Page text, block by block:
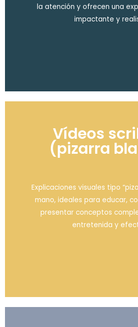
la atención y ofrecen una
impactante y
Vídeos
(pizarra
Explicaciones visuales tipo
mano, ideales para educar,
presentar conceptos
entretenida y